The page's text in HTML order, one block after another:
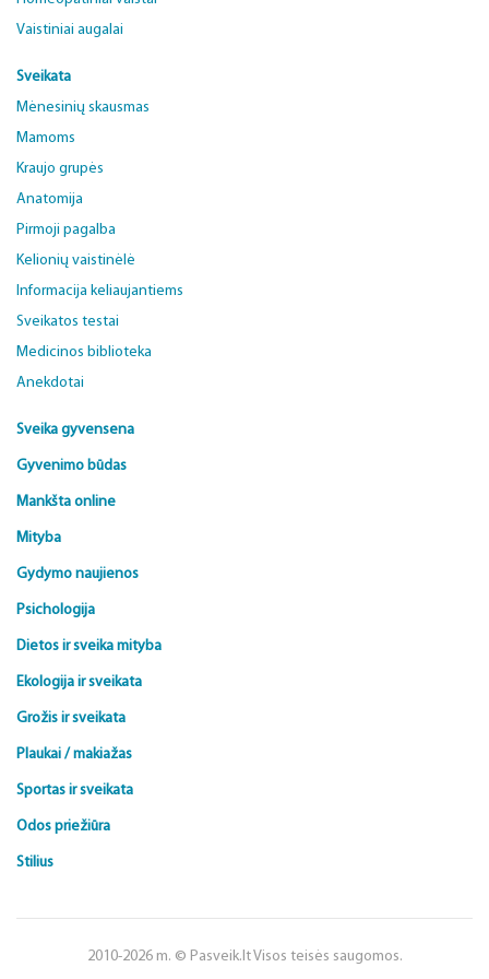
Vaistiniai augalai
Sveikata
Mėnesinių skausmas
Mamoms
Kraujo grupės
Anatomija
Pirmoji pagalba
Kelionių vaistinėlė
Informacija keliaujantiems
Sveikatos testai
Medicinos biblioteka
Anekdotai
Sveika gyvensena
Gyvenimo būdas
Mankšta online
Mityba
Gydymo naujienos
Psichologija
Dietos ir sveika mityba
Ekologija ir sveikata
Grožis ir sveikata
Plaukai / makiažas
Sportas ir sveikata
Odos priežiūra
Stilius
2010-2026 m. © Pasveik.lt Visos teisės saugomos.